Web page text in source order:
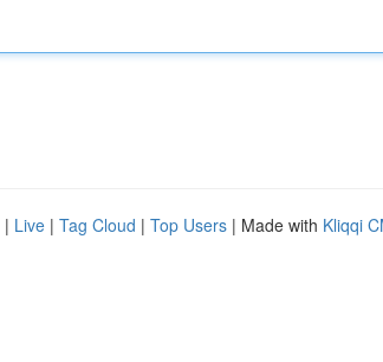
| Live | Tag Cloud | Top Users | Made with Kliqqi